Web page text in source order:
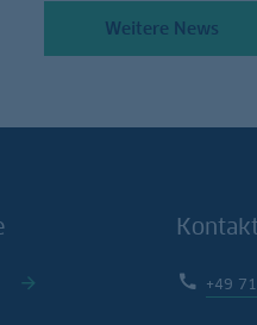
Weitere News
+49